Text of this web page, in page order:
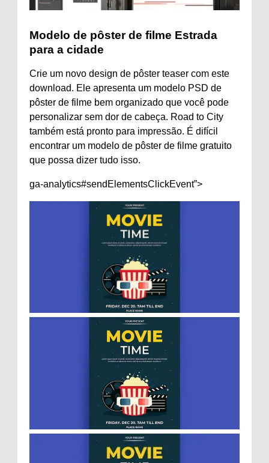
Modelo de pôster de filme Estrada
para a cidade
Crie um novo design de pôster teaser com este
download. Ele apresenta um modelo PSD de
pôster de filme bem organizado que você pode
personalizar sem dor de cabeça. Road to City
também está pronto para impressão. É difícil
encontrar um modelo de pôster de filme gratuito
que possa dizer tudo isso.
ga-analytics#sendElementsClickEvent”>